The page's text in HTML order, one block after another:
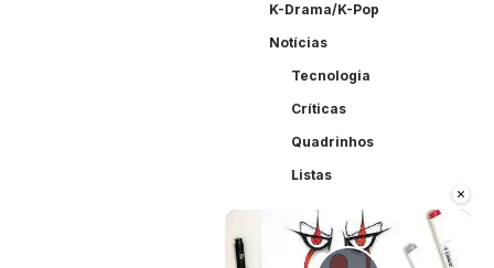
×
K-Drama/K-Pop
Notícias
Tecnologia
Críticas
Quadrinhos
Listas